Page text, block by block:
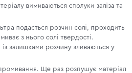
вимиваються сполуки заліза та
подається розчин солі, проходить
з нього солі твердості.
залишками розчину зливаються у
Ще раз розпушує матеріал